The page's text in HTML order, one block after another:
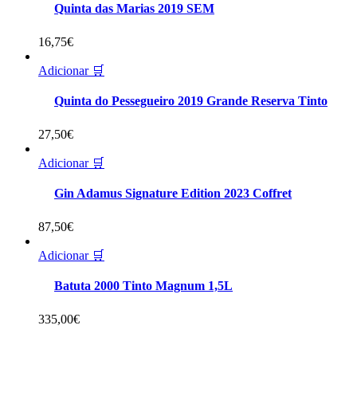
Quinta das Marias 2019 SEM
16,75€
Adicionar 🛒
Quinta do Pessegueiro 2019 Grande Reserva Tinto
27,50€
Adicionar 🛒
Gin Adamus Signature Edition 2023 Coffret
87,50€
Adicionar 🛒
Batuta 2000 Tinto Magnum 1,5L
335,00€